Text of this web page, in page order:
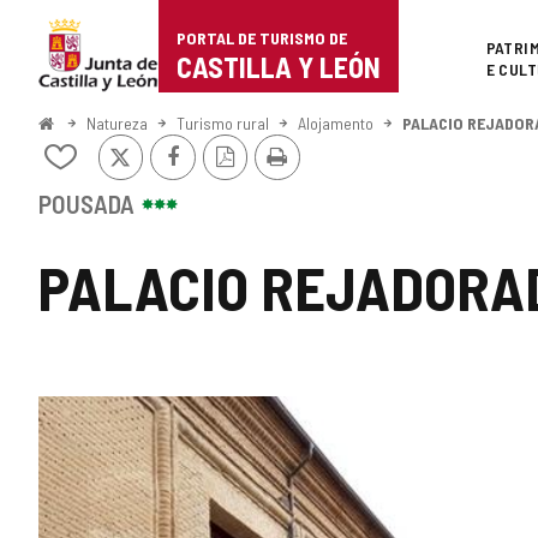
Portal
de
Turismo
Castilla
León
PORTAL DE TURISMO DE
CASTILLA Y LEÓN
E
ComeçoNatureza Turismo rural Alojamento PALACIO
PALACIO
Adicionar
remover
cadernos
x FacebookVersão
PDF
Imprimir
GALERIA
DE
IMAGENS
POUSADA